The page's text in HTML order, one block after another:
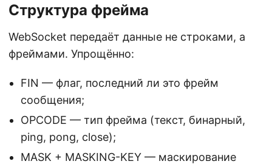
Структура фрейма
WebSocket передаёт данные не строками, а
фреймами. Упрощённо:
FIN — флаг, последний ли это фрейм
сообщения;
OPCODE — тип фрейма (текст, бинарный,
ping, pong, close);
MASK + MASKING-KEY — маскирование